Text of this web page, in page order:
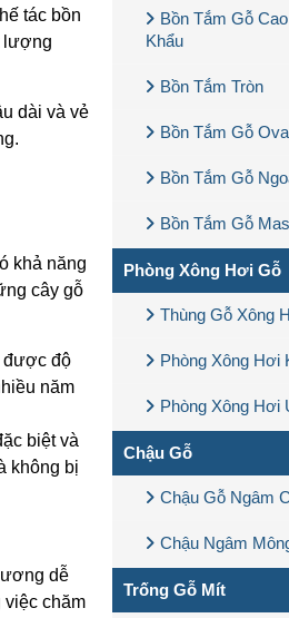
tác bồn
lượng
dài và vẻ
khả năng
cây gỗ
được độ
năm
biệt và
không bị
dễ
việc chăm
Bồn Tắm Gỗ
Khẩu
Bồn Tắm Tròn
Bồn Tắm Gỗ
Bồn Tắm Gỗ
Bồn Tắm Gỗ
Phòng Xông Hơi Gỗ
Thùng Gỗ Xông
Phòng Xông Hơi
Phòng Xông Hơi
Chậu Gỗ
Chậu Gỗ Ngâm
Chậu Ngâm
Trống Gỗ Mít